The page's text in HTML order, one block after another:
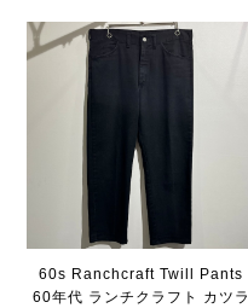
60s Ranchcraft Twill Pants
60年代 ランチクラフト カツラ